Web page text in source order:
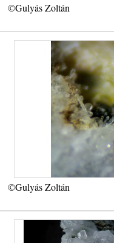
©Gulyás Zoltán
©Gulyás Zoltán